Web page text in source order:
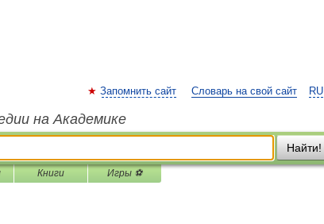
RU
Запомнить сайт Словарь на свой сайт
на Академике
Найти!
Книги Игры ⚽